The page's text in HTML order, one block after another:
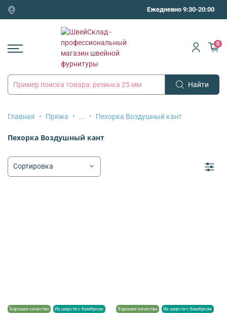
Ежедневно 9:30-20:00
Найти
0
Главная Пряжа ... Пехорка Воздушный кант
Пехорка Воздушный кант
Хорошее качество Из шерсти с бамбуком Хорошее качество Из шерсти с бамбуком